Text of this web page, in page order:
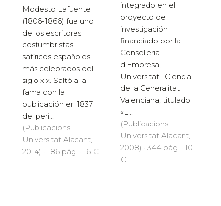
Modesto Lafuente
(1806-1866) fue uno
de los escritores
costumbristas
satíricos españoles
más celebrados del
siglo xix. Saltó a la
fama con la
publicación en 1837
del peri...
(Publicacions
Universitat Alacant,
2014) · 186 pàg. · 16 €
integrado en el
proyecto de
investigación
financiado por la
Conselleria
d’Empresa,
Universitat i Ciencia
de la Generalitat
Valenciana, titulado
«L...
(Publicacions
Universitat Alacant,
2008) · 344 pàg. · 10
€